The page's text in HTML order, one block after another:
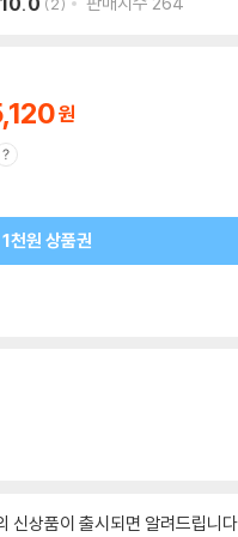
천원 상품권
신상품이 출시되면 알려드립니